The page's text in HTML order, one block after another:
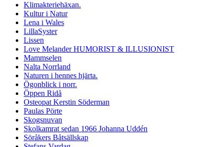
Klimakteriehäxan.
Kultur i Natur
Lena i Wales
LillaSyster
Lissen
Love Melander HUMORIST & ILLUSIONIST
Mammselen
Nalta Norrland
Naturen i hennes hjärta.
Ögonblick i norr.
Öppen Ridå
Osteopat Kerstin Söderman
Paulas Pörte
Skogsnuvan
Skolkamrat sedan 1966 Johanna Uddén
Söråkers Båtsällskap